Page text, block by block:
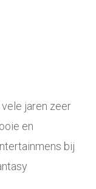
jaren zeer
en
bij